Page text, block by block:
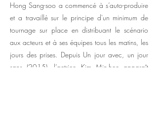
Hong Sang-soo a commencé à s’auto-produire
et a travaillé sur le principe d'un minimum de
tournage sur place en distribuant le scénario
aux acteurs et à ses équipes tous les matins, les
jours des prises. Depuis Un jour avec, un jour
sans (2015), l’actrice Kim Min-hee apparaît